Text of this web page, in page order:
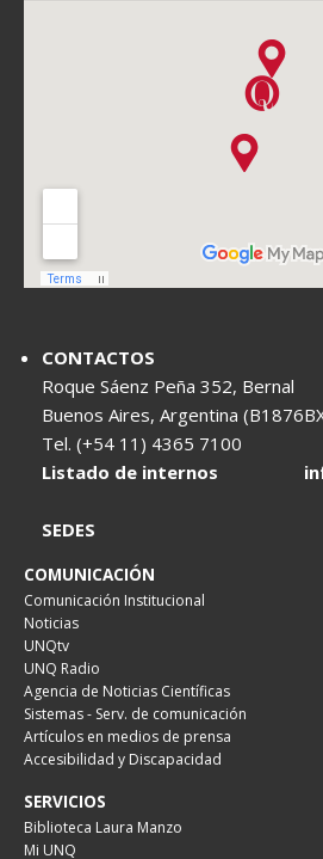
CONTACTOS
Roque Sáenz Peña 352, Bernal
Buenos Aires, Argentina
Tel. (+54 11) 4365 7100
Listado de internos
SEDES
COMUNICACIÓN
Comunicación Institucional
Noticias
UNQtv
UNQ Radio
Agencia de Noticias Científicas
Sistemas - Serv. de comunicación
Artículos en medios de prensa
Accesibilidad y Discapacidad
SERVICIOS
Biblioteca Laura Manzo
Mi UNQ